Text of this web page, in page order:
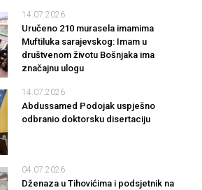
14.07.2026
Uručeno 210 murasela imamima
Muftiluka sarajevskog: Imam u
društvenom životu Bošnjaka ima
značajnu ulogu
14.07.2026
Abdussamed Podojak uspješno
odbranio doktorsku disertaciju
04.07.2026
Dženaza u Tihovićima i podsjetnik na